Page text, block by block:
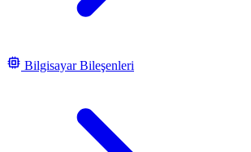
Bilgisayar Bileşenleri